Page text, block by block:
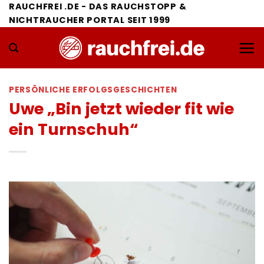
Zum
Inhalt
springen
RAUCHFREI .DE - DAS RAUCHSTOPP &
NICHTRAUCHER PORTAL SEIT 1999
PERSÖNLICHE ERFOLGSGESCHICHTEN
Uwe „Bin jetzt wieder fit wie
ein Turnschuh“